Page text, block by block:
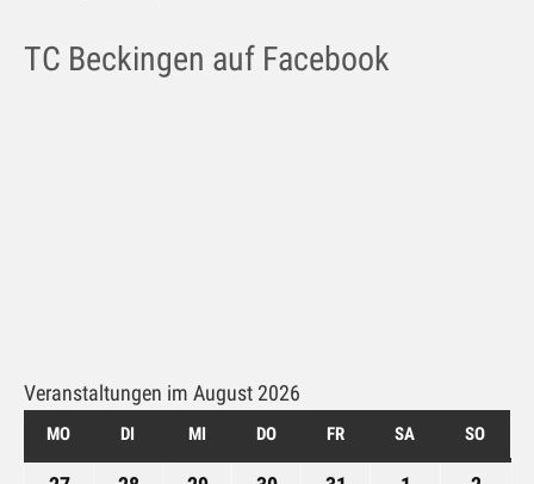
Kontakt
TC Beckingen auf Facebook
Veranstaltungen im August 2026
MO MONTAG
DI DIENSTAG
MI MITTWOCH
DODONNERSTAG
FRFREITAGSA SAMSTAG
SO